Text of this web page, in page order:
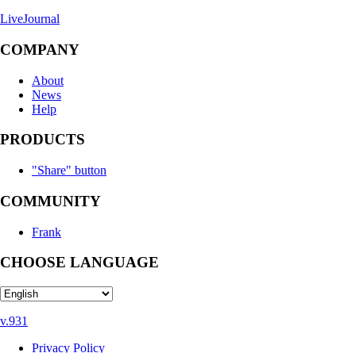
LiveJournal
COMPANY
About
News
Help
PRODUCTS
"Share" button
COMMUNITY
Frank
CHOOSE LANGUAGE
v.931
Privacy Policy